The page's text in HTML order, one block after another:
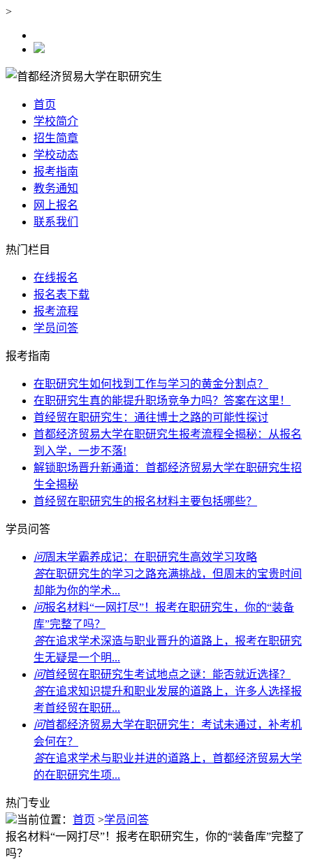
>
首页
学校简介
招生简章
学校动态
报考指南
教务通知
网上报名
联系我们
热门栏目
在线报名
报名表下载
报考流程
学员问答
报考指南
在职研究生如何找到工作与学习的黄金分割点？
在职研究生真的能提升职场竞争力吗？答案在这里！
首经贸在职研究生：通往博士之路的可能性探讨
首都经济贸易大学在职研究生报考流程全揭秘：从报名
到入学，一步不落!
解锁职场晋升新通道：首都经济贸易大学在职研究生招
生全揭秘
首经贸在职研究生的报名材料主要包括哪些？
学员问答
问周末学霸养成记：在职研究生高效学习攻略
答在职研究生的学习之路充满挑战，但周末的宝贵时间
却能为你的学术...
问报名材料“一网打尽”！报考在职研究生，你的“装备
库”完整了吗？
答在追求学术深造与职业晋升的道路上，报考在职研究
生无疑是一个明...
问首经贸在职研究生考试地点之谜：能否就近选择？
答在追求知识提升和职业发展的道路上，许多人选择报
考首经贸在职研...
问首都经济贸易大学在职研究生：考试未通过，补考机
会何在？
答在追求学术与职业并进的道路上，首都经济贸易大学
的在职研究生项...
热门专业
当前位置： 首页 >学员问答
报名材料“一网打尽”！报考在职研究生，你的“装备库”完整了
吗？